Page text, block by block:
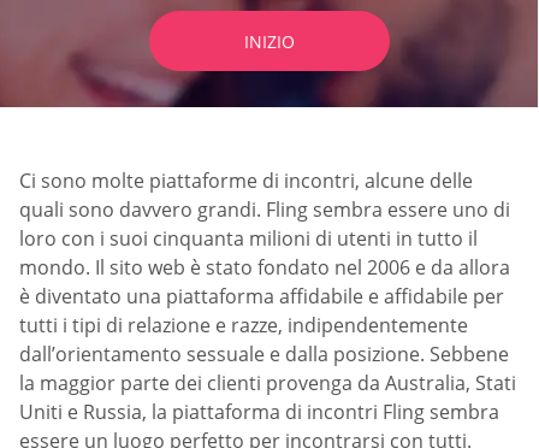
INIZIO
Ci sono molte piattaforme di incontri, alcune delle
quali sono davvero grandi. Fling sembra essere uno di
loro con i suoi cinquanta milioni di utenti in tutto il
mondo. Il sito web è stato fondato nel 2006 e da allora
è diventato una piattaforma affidabile e affidabile per
tutti i tipi di relazione e razze, indipendentemente
dall’orientamento sessuale e dalla posizione. Sebbene
la maggior parte dei clienti provenga da Australia, Stati
Uniti e Russia, la piattaforma di incontri Fling sembra
essere un luogo perfetto per incontrarsi con tutti.